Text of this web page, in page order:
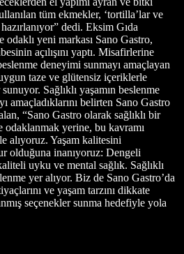
tüm ekmekler, ‘tortilla’lar ve
dedi. Eksim Gıda
odaklı yeni markası Sano Gastro,
açılışını yaptı. Misafirlerine
deneyimi sunmayı amaçlayan
taze ve glütensiz içeriklerle
Sağlıklı yaşamın beslenme
amaçladıklarını belirten Sano Gastro
“Sano Gastro olarak sağlıklı bir
odaklanmak yerine, bu kavramı
alıyoruz. Yaşam kalitesini
olduğuna inanıyoruz: Dengeli
uyku ve mental sağlık. Sağlıklı
yer alıyor. Biz de Sano Gastro’da
ve yaşam tarzını dikkate
seçenekler sunma hedefiyle yola